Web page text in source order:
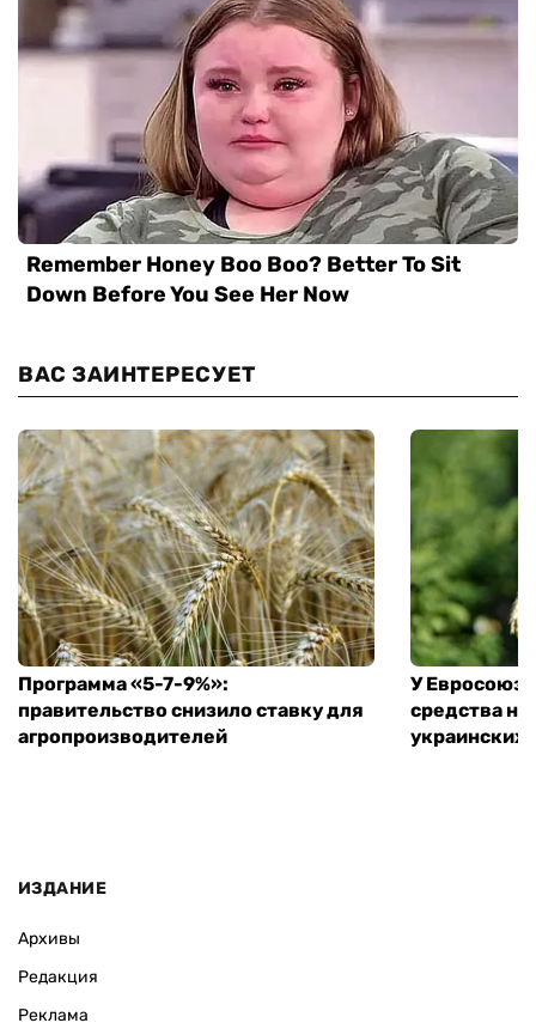
ВАС ЗАИНТЕРЕСУЕТ
Программа «5-7-9%»:
правительство снизило ставку для
агропроизводителей
У
средства
ИЗДАНИЕ
Архивы
Редакция
Реклама